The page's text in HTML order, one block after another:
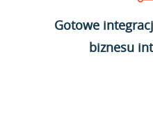
Gotowe
biznesu